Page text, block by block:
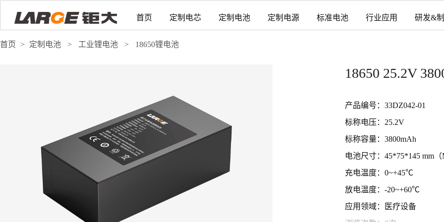
首页 定制电芯 定制电池 定制电源 标准电池 行业应用 研发&
首页 > 定制电池 > 工业锂电池 > 18650锂电池
18650 25.2V
产品编号：33DZ042-01
标称电压：25.2V
标称容量：3800mAh
电池尺寸：45*75*145 mm（
充电温度：0~+45℃
放电温度：-20~+60℃
应用领域：医疗设备